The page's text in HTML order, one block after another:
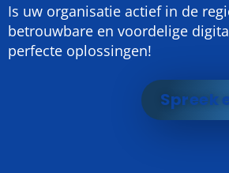
Is uw organisatie actief in de
betrouwbare en voordelige
perfecte oplossingen!
Spreek